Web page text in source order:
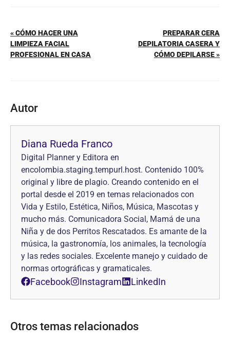
« CÓMO HACER UNA
LIMPIEZA FACIAL
PROFESIONAL EN CASA
PREPARAR CERA
DEPILATORIA CASERA Y
CÓMO DEPILARSE »
Autor
Diana Rueda Franco
Digital Planner y Editora en
encolombia.staging.tempurl.host. Contenido 100%
original y libre de plagio. Creando contenido en el
portal desde el 2019 en temas relacionados con
Vida y Estilo, Estética, Niños, Música, Mascotas y
mucho más. Comunicadora Social, Mamá de una
Niña y de dos Perritos Rescatados. Es amante de la
música, la gastronomía, los animales, la tecnología
y las redes sociales. Excelente manejo y cuidado de
normas ortográficas y gramaticales.
Facebook Instagram LinkedIn
Otros temas relacionados